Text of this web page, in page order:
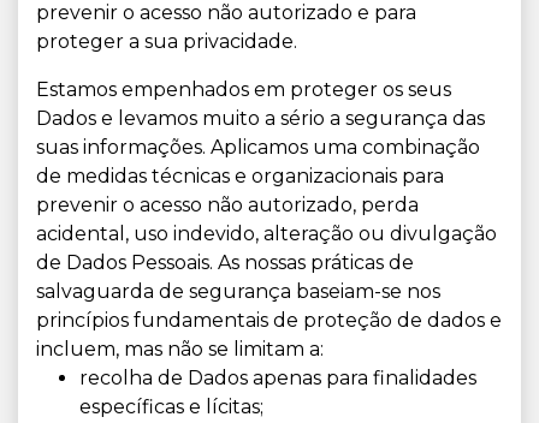
prevenir o acesso não autorizado e para
proteger a sua privacidade.
Estamos empenhados em proteger os seus
Dados e levamos muito a sério a segurança das
suas informações. Aplicamos uma combinação
de medidas técnicas e organizacionais para
prevenir o acesso não autorizado, perda
acidental, uso indevido, alteração ou divulgação
de Dados Pessoais. As nossas práticas de
salvaguarda de segurança baseiam-se nos
princípios fundamentais de proteção de dados e
incluem, mas não se limitam a:
recolha de Dados apenas para finalidades
específicas e lícitas;